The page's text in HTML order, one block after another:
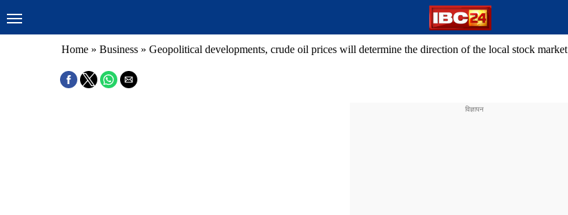
Home » Business » Geopolitical developments, crude oil prices will determine the direction of the local stock market